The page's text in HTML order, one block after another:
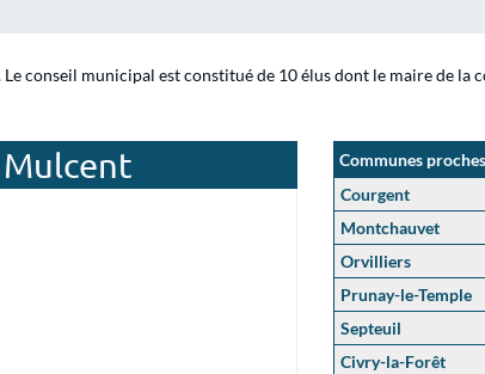
conseil municipal est constitué de 10 élus dont le maire de la
Communes proches
Courgent
Montchauvet
Orvilliers
Prunay-le-Temple
Septeuil
Civry-la-Forêt